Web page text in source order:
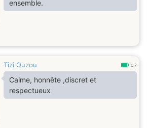
ensemble.
Tizi Ouzou 0.7
Calme, honnête ,discret et
respectueux